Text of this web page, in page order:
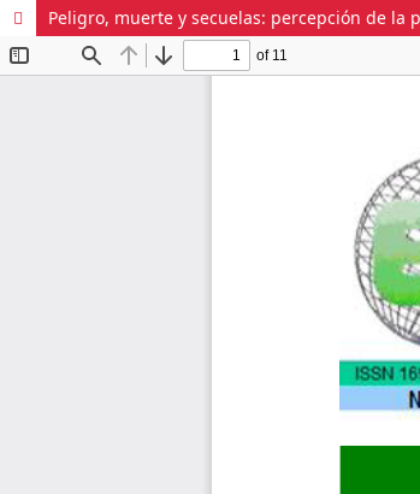
Peligro, muerte y secuelas: percepción de la